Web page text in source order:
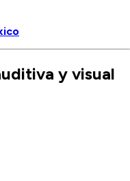
y visual